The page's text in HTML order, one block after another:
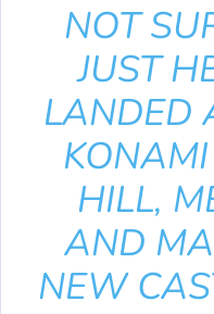
NOT
JUST
LANDED
HILL,
AND
NEW